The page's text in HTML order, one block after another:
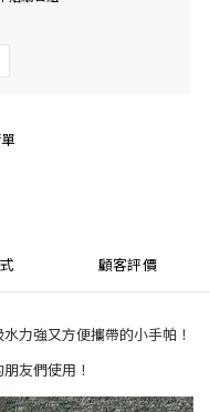
顧客評價
力強又方便攜帶的小手帕！
友們使用！